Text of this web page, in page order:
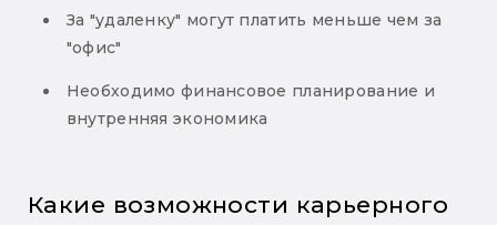
За "удаленку" могут платить меньше чем за
"офис"
Необходимо финансовое планирование и
внутренняя экономика
Какие возможности карьерного